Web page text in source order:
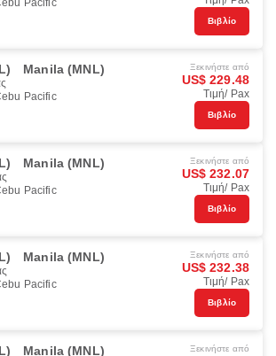
Pacific
Βιβλίο
Manila (MNL)
Pacific
Ξεκινήστε από
US$ 229.48
Τιμή/ Pax
Βιβλίο
Manila (MNL)
Pacific
Ξεκινήστε από
US$ 232.07
Τιμή/ Pax
Βιβλίο
Manila (MNL)
Pacific
Ξεκινήστε από
US$ 232.38
Τιμή/ Pax
Βιβλίο
Manila (MNL) Ξεκινήστε από